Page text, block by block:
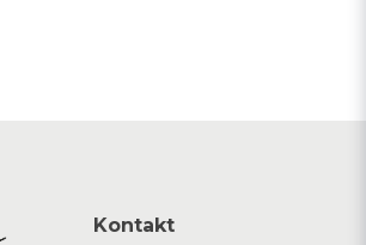
Kontakt